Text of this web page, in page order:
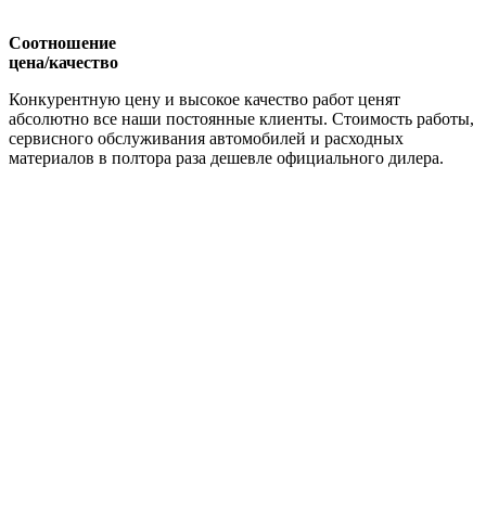
Соотношение
цена/качество
Конкурентную цену и высокое качество работ ценят
абсолютно все наши постоянные клиенты. Стоимость работы,
сервисного обслуживания автомобилей и расходных
материалов в полтора раза дешевле официального дилера.